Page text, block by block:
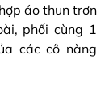
áo thun trơn
phối cùng 1
các cô nàng